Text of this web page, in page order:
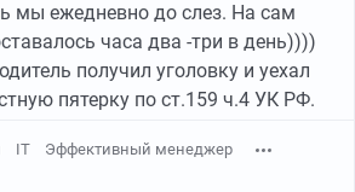
мы ежедневно до слез. На сам
часа два -три в день))))
получил уголовку и уехал
пятерку по ст.159 ч.4 УК РФ.
IT Эффективный менеджер